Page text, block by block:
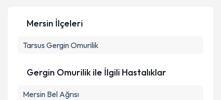
Metni'ni okudum ve kişisel verilerimin belirtilen
Mersin İlçeleri
Tarsus Gergin Omurilik
Gergin Omurilik ile İlgili Hastalıklar
Mersin Bel Ağrısı